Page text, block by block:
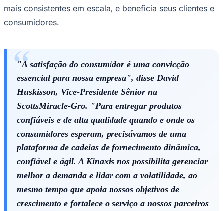
Juventude
mais consistentes em escala, e beneficia seus clientes e
consumidores.
"A satisfação do consumidor é uma convicção
essencial para nossa empresa", disse David
Huskisson, Vice-Presidente Sênior na
ScottsMiracle-Gro. "Para entregar produtos
confiáveis ​​e de alta qualidade quando e onde os
consumidores esperam, precisávamos de uma
plataforma de cadeias de fornecimento dinâmica,
confiável e ágil. A Kinaxis nos possibilita gerenciar
melhor a demanda e lidar com a volatilidade, ao
mesmo tempo que apoia nossos objetivos de
crescimento e fortalece o serviço a nossos parceiros